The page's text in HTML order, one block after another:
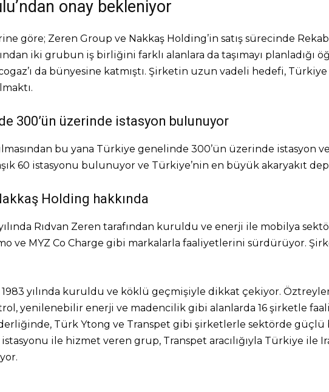
onay bekleniyor
göre; Zeren Group ve Nakkaş Holding’in satış sürecinde
iki grubun iş birliğini farklı alanlara da taşımayı planladığı
da bünyesine katmıştı. Şirketin uzun vadeli hedefi,
300’ün üzerinde istasyon bulunuyor
bu yana Türkiye genelinde 300’ün üzerinde istasyon
60 istasyonu bulunuyor ve Türkiye’nin en büyük akaryakıt
Holding hakkında
Rıdvan Zeren tarafından kuruldu ve enerji ile mobilya
ve MYZ Co Charge gibi markalarla faaliyetlerini sürdürüyor.
yılında kuruldu ve köklü geçmişiyle dikkat çekiyor.
yenilenebilir enerji ve madencilik gibi alanlarda 16 şirketle
Türk Ytong ve Transpet gibi şirketlerle sektörde
istasyonu ile hizmet veren grup, Transpet aracılığıyla Türkiye ile